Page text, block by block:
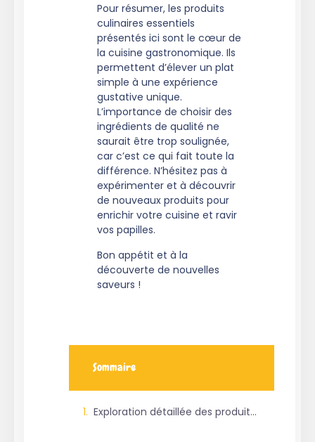
Pour résumer, les produits
culinaires essentiels
présentés ici sont le cœur de
la cuisine gastronomique. Ils
permettent d’élever un plat
simple à une expérience
gustative unique.
L’importance de choisir des
ingrédients de qualité ne
saurait être trop soulignée,
car c’est ce qui fait toute la
différence. N’hésitez pas à
expérimenter et à découvrir
de nouveaux produits pour
enrichir votre cuisine et ravir
vos papilles.
Bon appétit et à la
découverte de nouvelles
saveurs !
Sommaire
Exploration détaillée des produits culinaires essentiels